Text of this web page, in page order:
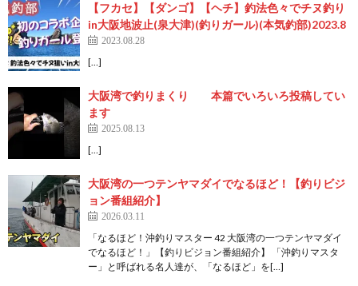
【フカセ】【ダンゴ】【ヘチ】釣法色々でチヌ釣り
in大阪地波止(泉大津)(釣りガール)(本気釣部)2023.8
2023.08.28
[…]
大阪湾で釣りまくり 本篇でいろいろ投稿してい
ます
2025.08.13
[…]
大阪湾の一つテンヤマダイでなるほど！【釣りビジ
ョン番組紹介】
2026.03.11
「なるほど！沖釣りマスター 42 大阪湾の一つテンヤマダイ
でなるほど！」【釣りビジョン番組紹介】 「沖釣りマスタ
ー」と呼ばれる名人達が、「なるほど」を[…]